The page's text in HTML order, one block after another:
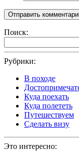
Поиск:
Рубрики:
В походе
Куда поехать
Куда полететь
Путешествуем
Сделать визу
Это интересно: